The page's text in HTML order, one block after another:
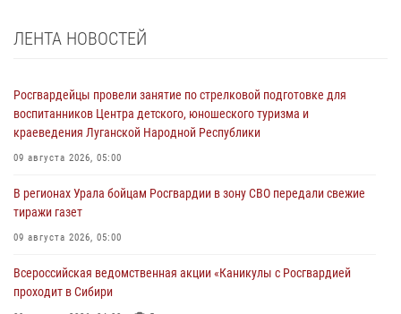
ЛЕНТА НОВОСТЕЙ
Росгвардейцы провели занятие по стрелковой подготовке для
воспитанников Центра детского, юношеского туризма и
краеведения Луганской Народной Республики
09 августа 2026, 05:00
В регионах Урала бойцам Росгвардии в зону СВО передали свежие
тиражи газет
09 августа 2026, 05:00
Всероссийская ведомственная акции «Каникулы с Росгвардией
проходит в Сибири